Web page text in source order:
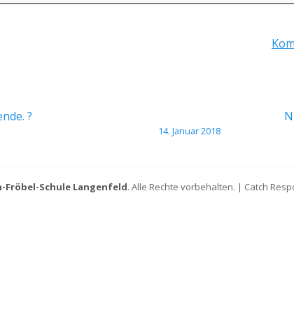
?
14. Januar 2018
Fröbel-Schule Langenfeld. Alle Rechte vorbehalten. | Catch